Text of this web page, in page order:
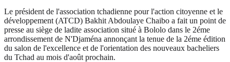
Le président de l'association tchadienne pour l'action citoyenne et le
développement (ATCD) Bakhit Abdoulaye Chaibo a fait un point de
presse au siège de ladite association situé à Bololo dans le 2éme
arrondissement de N'Djaména annonçant la tenue de la 2éme édition
du salon de l'excellence et de l'orientation des nouveaux bacheliers
du Tchad au mois d'août prochain.